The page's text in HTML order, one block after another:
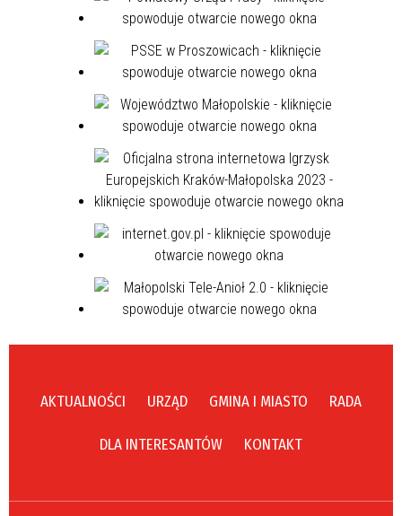
AKTUALNOŚCI URZĄD GMINA I MIASTO RADA
DLA INTERESANTÓW KONTAKT